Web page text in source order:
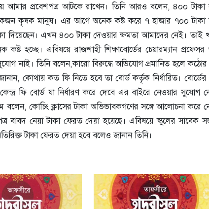
আমার প্রবেশপত্র আটকে রাখেন। তিনি আরও বলেন, ৪০০ টাকা
কৃষক মানুষ। এর আগে অনেক কষ্ট করে ৭ হাজার ৭০০ টাকা
দিয়েছেন। এখন ৪০০ টাকা দেওয়ার ক্ষমতা আমাদের নেই। তাই
কষ্ট হচ্ছে। এবিষয়ে রাজশাহী শিক্ষাবোর্ডের চেয়ারম্যান
নাই। তিনি বলেন,কারো বিরুদ্ধে অভিযোগ প্রমানিত হলে কঠোর
জানান, কোথায় কত ফি নিতে হবে তা বোর্ড কর্তৃক নির্ধারিত।
ফি বোর্ড যা নির্ধারণ করে দেবে এর বাইরে নেওয়ার সুযোগ
কোচিং ক্লাসের টাকা অভিভাবকগণের সঙ্গে আলোচনা করে
বাবদ নেয়া টাকা ফেরত দেয়া হয়েছে। এবিষয়ে স্কুলের সাবেক
টাকা ফেরত দেয়া হবে বলেও জানান তিনি।